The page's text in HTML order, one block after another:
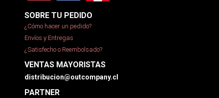
SOBRE TU PEDIDO
¿Cómo hacer un pedido?
Envíos y Entregas
¿Satisfecho o Reembolsado?
VENTAS MAYORISTAS
distribucion@outcompany.cl
PARTNER